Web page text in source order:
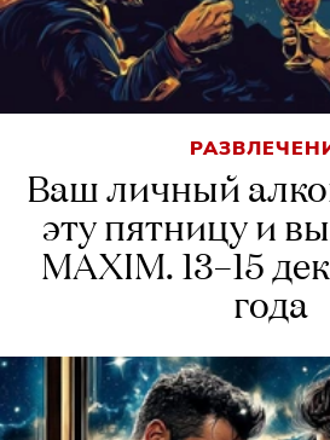
Ваш личный
эту пятницу и
MAXIM. 13–15
года